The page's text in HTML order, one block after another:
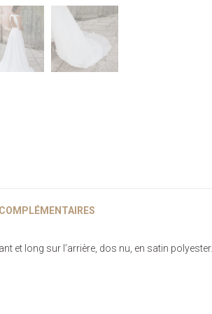
et long sur l’arrière, dos nu, en satin polyester.